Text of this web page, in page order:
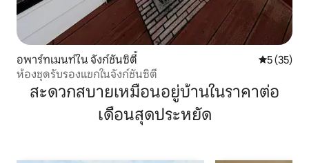
อพาร์ทเมนท์ใน จังก์ชันซิตี้ คะแนนเฉลี่
5 (35)
ห้องชุดรับรองแขกในจังก์ชันซิตี้
สะดวกสบายเหมือนอยู่บ้านในราคาต่อ
เดือนสุดประหยัด